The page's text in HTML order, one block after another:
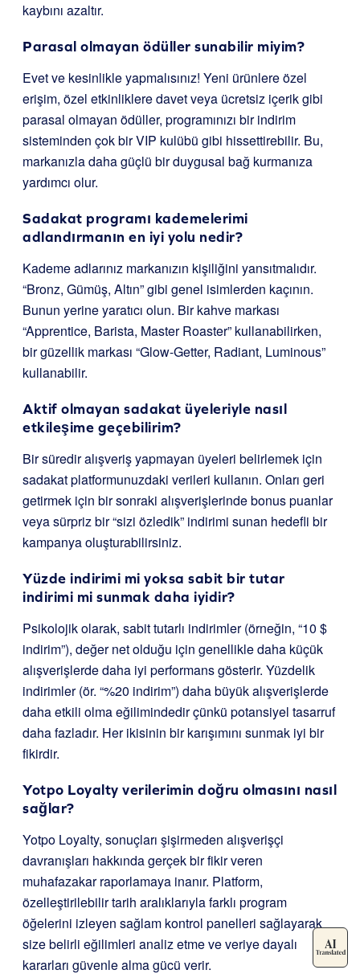
kaybını azaltır.
Parasal olmayan ödüller sunabilir miyim?
Evet ve kesinlikle yapmalısınız! Yeni ürünlere özel
erişim, özel etkinliklere davet veya ücretsiz içerik gibi
parasal olmayan ödüller, programınızı bir indirim
sisteminden çok bir VIP kulübü gibi hissettirebilir. Bu,
markanızla daha güçlü bir duygusal bağ kurmanıza
yardımcı olur.
Sadakat programı kademelerimi
adlandırmanın en iyi yolu nedir?
Kademe adlarınız markanızın kişiliğini yansıtmalıdır.
“Bronz, Gümüş, Altın” gibi genel isimlerden kaçının.
Bunun yerine yaratıcı olun. Bir kahve markası
“Apprentice, Barista, Master Roaster” kullanabilirken,
bir güzellik markası “Glow-Getter, Radiant, Luminous”
kullanabilir.
Aktif olmayan sadakat üyeleriyle nasıl
etkileşime geçebilirim?
Bir süredir alışveriş yapmayan üyeleri belirlemek için
sadakat platformunuzdaki verileri kullanın. Onları geri
getirmek için bir sonraki alışverişlerinde bonus puanlar
veya sürpriz bir “sizi özledik” indirimi sunan hedefli bir
kampanya oluşturabilirsiniz.
Yüzde indirimi mi yoksa sabit bir tutar
indirimi mi sunmak daha iyidir?
Psikolojik olarak, sabit tutarlı indirimler (örneğin, “10 $
indirim”), değer net olduğu için genellikle daha küçük
alışverişlerde daha iyi performans gösterir. Yüzdelik
indirimler (ör. “%20 indirim”) daha büyük alışverişlerde
daha etkili olma eğilimindedir çünkü potansiyel tasarruf
daha fazladır. Her ikisinin bir karışımını sunmak iyi bir
fikirdir.
Yotpo Loyalty verilerimin doğru olmasını nasıl
sağlar?
Yotpo Loyalty, sonuçları şişirmeden alışverişçi
davranışları hakkında gerçek bir fikir veren
muhafazakar raporlamaya inanır. Platform,
özelleştirilebilir tarih aralıklarıyla farklı program
öğelerini izleyen sağlam kontrol panelleri sağlayarak
size belirli eğilimleri analiz etme ve veriye dayalı
kararları güvenle alma gücü verir.